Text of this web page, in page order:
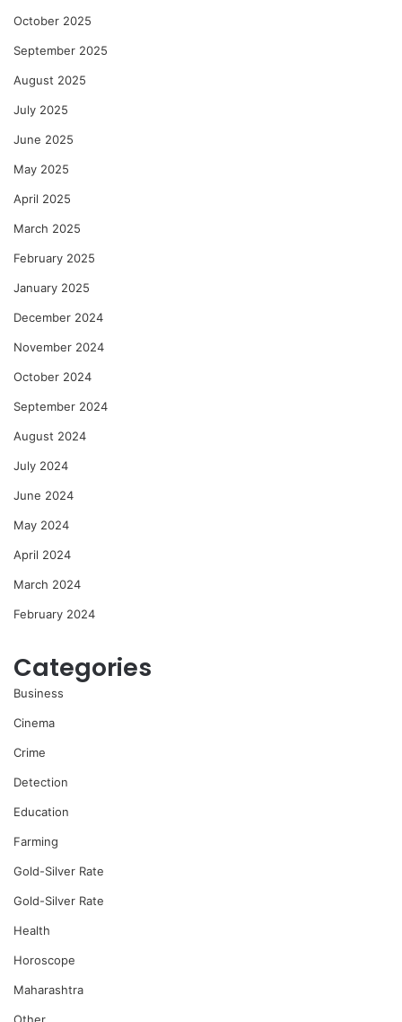
October 2025
September 2025
August 2025
July 2025
June 2025
May 2025
April 2025
March 2025
February 2025
January 2025
December 2024
November 2024
October 2024
September 2024
August 2024
July 2024
June 2024
May 2024
April 2024
March 2024
February 2024
Categories
Business
Cinema
Crime
Detection
Education
Farming
Gold-Silver Rate
Gold-Silver Rate
Health
Horoscope
Maharashtra